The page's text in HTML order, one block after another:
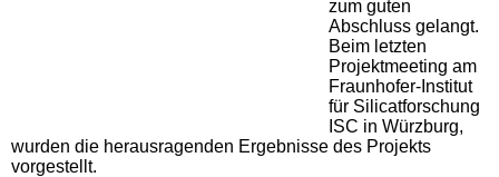
zum guten
Abschluss gelangt.
Beim letzten
Projektmeeting am
Fraunhofer-Institut
für Silicatforschung
ISC in Würzburg,
wurden die herausragenden Ergebnisse des Projekts
vorgestellt.